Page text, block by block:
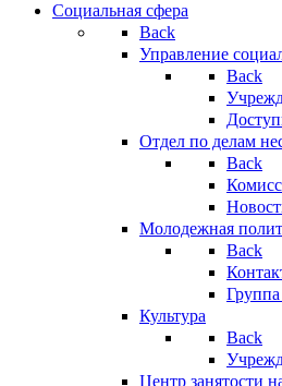
Социальная сфера
Back
Управление
Back
Отдел по делам
Back
Молодежная
Back
Культура
Back
Центр занятости